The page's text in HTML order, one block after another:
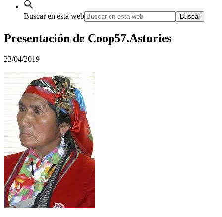
Buscar en esta web
Presentación de Coop57.Asturies
23/04/2019